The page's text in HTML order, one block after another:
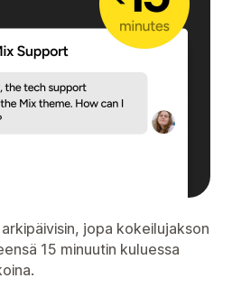
jopa kokeilujakson
15 minuutin kuluessa